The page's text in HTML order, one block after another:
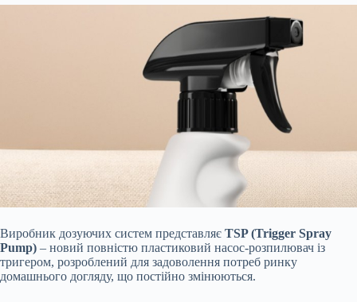
Виробник дозуючих систем представляє TSP (Trigger Spray
Pump) – новий повністю пластиковий насос-розпилювач із
тригером, розроблений для задоволення потреб ринку
домашнього догляду, що постійно змінюються.